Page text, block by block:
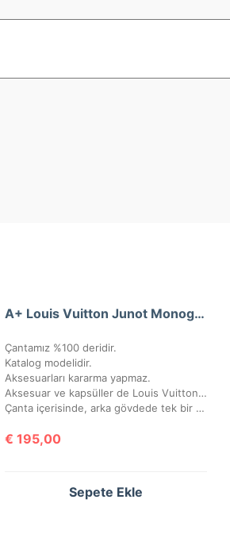
A+ Louis Vuitton Junot Monogram Empreinte Leather
Çantamız %100 deridir.
Katalog modelidir.
Aksesuarları kararma yapmaz.
Aksesuar ve kapsüller de Louis Vuitton yazısı mevcuttur.
Çanta içerisinde, arka gövdede tek bir göz bulunmaktadır.
€ 195,00
Sepete Ekle